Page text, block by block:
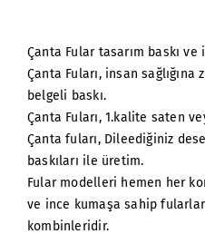
Çanta Fular tasarım baskı ve
Çanta Fuları, insan
belgeli baskı.
Çanta Fuları, 1.kalite saten
Çanta fuları, Dileediğiniz
baskıları ile üretim.
Fular modelleri hemen her
ve ince kumaşa sahip fularlar
kombinleridir.